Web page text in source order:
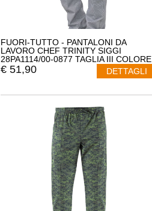
FUORI-TUTTO - PANTALONI DA
LAVORO CHEF TRINITY SIGGI
28PA1114/00-0877 TAGLIA III COLORE
NERO
€ 51,90 DETTAGLI